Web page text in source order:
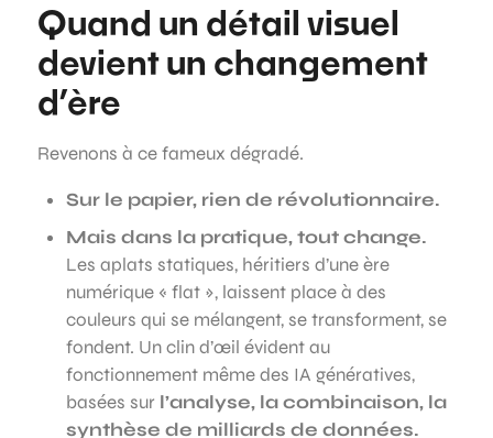
Quand un détail visuel
devient un changement
d’ère
Revenons à ce fameux dégradé.
Sur le papier, rien de révolutionnaire.
Mais dans la pratique, tout change.
Les aplats statiques, héritiers d’une ère
numérique « flat », laissent place à des
couleurs qui se mélangent, se transforment, se
fondent. Un clin d’œil évident au
fonctionnement même des IA génératives,
basées sur l’analyse, la combinaison, la
synthèse de milliards de données.